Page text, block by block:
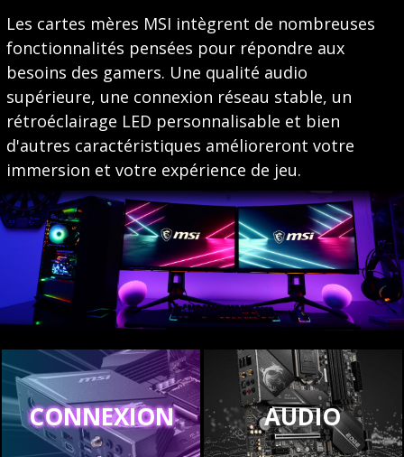
Les cartes mères MSI intègrent de nombreuses
fonctionnalités pensées pour répondre aux
besoins des gamers. Une qualité audio
supérieure, une connexion réseau stable, un
rétroéclairage LED personnalisable et bien
d'autres caractéristiques amélioreront votre
immersion et votre expérience de jeu.
CONNEXION AUDIO